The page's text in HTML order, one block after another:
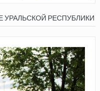
УРАЛЬСКОЙ РЕСПУБЛИКИ